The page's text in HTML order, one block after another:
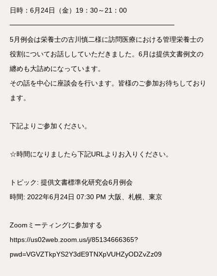
日時：6月24日（金）19：30～21：00
──────────────────────────────────
5月例会は栄養士の古川慎二様に訪問医療における管理栄養士の
役割についてお話ししていただきました。6月は提供文書例文の
纏めも大詰めになっています。
その話を中心に座談会を行います。皆様のご参加お待ちしており
ます。
下記よりご参加ください。
☆時間になりましたら下記URLよりお入りください。
トピック: 提供文書標準化研究会6月例会
時間: 2022年6月24日 07:30 PM 大阪、札幌、東京
Zoomミーティングに参加する
https://us02web.zoom.us/j/85134666365?
pwd=VGVZTkpYS2Y3dE9TNXpVUHZyODZvZz09